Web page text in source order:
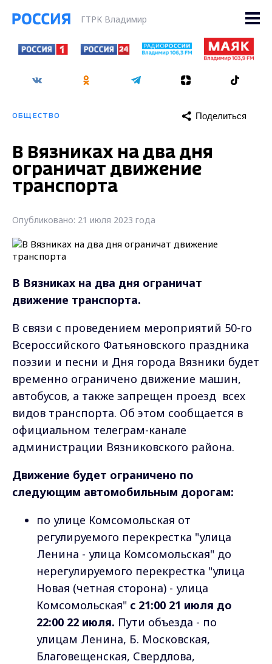
ГТРК Владимир
ОБЩЕСТВО Поделиться
В Вязниках на два дня
ограничат движение
транспорта
Опубликовано: 21 июля 2023 года
В Вязниках на два дня ограничат
движение транспорта.
В связи с проведением мероприятий 50-го
Всероссийского Фатьяновского праздника
поэзии и песни и Дня города Вязники будет
временно ограничено движение машин,
автобусов, а также запрещен проезд всех
видов транспорта. Об этом сообщается в
официальном телеграм-канале
администрации Вязниковского района.
Движение будет ограничено по
следующим автомобильным дорогам:
по улице Комсомольская от
регулируемого перекрестка "улица
Ленина - улица Комсомольская" до
нерегулируемого перекрестка "улица
Новая (четная сторона) - улица
Комсомольская" с 21:00 21 июля до
22:00 22 июля. Пути объезда - по
улицам Ленина, Б. Московская,
Благовещенская, Свердлова,